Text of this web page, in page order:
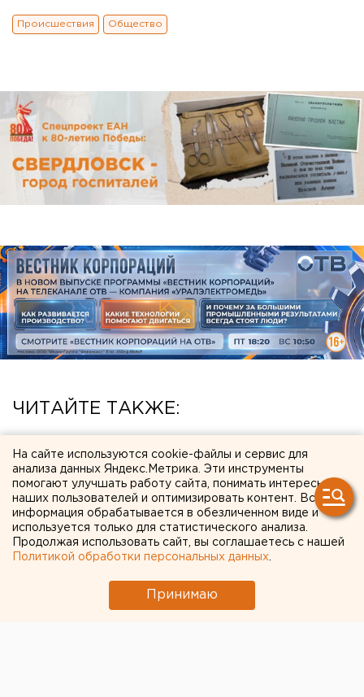
Происшествия Общество
ЧИТАЙТЕ ТАКЖЕ:
желтой водой
Чем опасны ракеты «Фламинго», которыми
Украина атаковала тыловые регионы РФ
Город в Свердловской области подтопило
несуществующее озеро
Ракетную опасность объявили в
Свердловской области
На сайте используются cookie-файлы и сервис для
анализа данных Яндекс.Метрика. Эти инструменты
помогают улучшать работу сайта, понимать интересы
наших пользователей и оптимизировать контент. Вся
информация обрабатывается в обезличенном виде и
используется только для статистического анализа.
Продолжая использовать сайт, вы соглашаетесь с нашей
Политикой обработки персональных данных
Принимаю